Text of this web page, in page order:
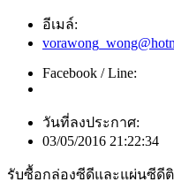
อีเมล์:
Facebook / Line:
วันที่ลงประกาศ:
03/05/2016 21:22:34
รับซื้อกล่องซีดีและแผ่นซีดีติด